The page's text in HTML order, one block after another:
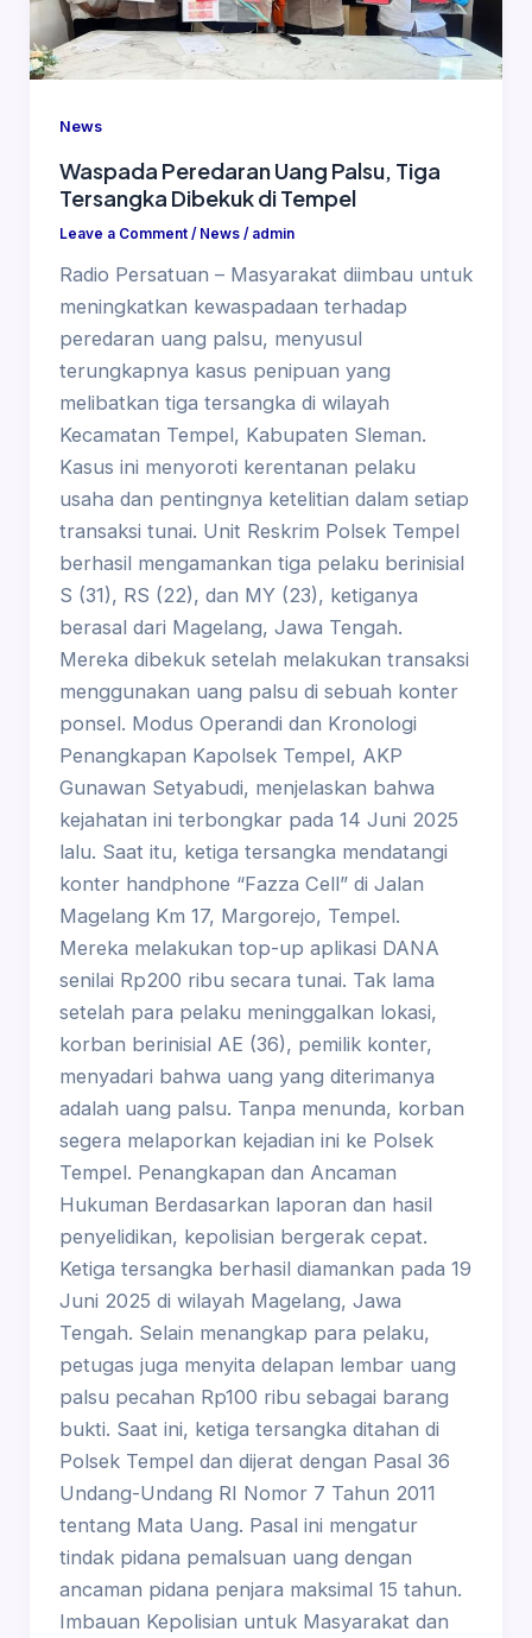
News
Waspada Peredaran Uang Palsu, Tiga
Tersangka Dibekuk di Tempel
Leave a Comment / News/ admin
Radio Persatuan – Masyarakat diimbau untuk
meningkatkan kewaspadaan terhadap
peredaran uang palsu, menyusul
terungkapnya kasus penipuan yang
melibatkan tiga tersangka di wilayah
Kecamatan Tempel, Kabupaten Sleman.
Kasus ini menyoroti kerentanan pelaku
usaha dan pentingnya ketelitian dalam setiap
transaksi tunai. Unit Reskrim Polsek Tempel
berhasil mengamankan tiga pelaku berinisial
S (31), RS (22), dan MY (23), ketiganya
berasal dari Magelang, Jawa Tengah.
Mereka dibekuk setelah melakukan transaksi
menggunakan uang palsu di sebuah konter
ponsel. Modus Operandi dan Kronologi
Penangkapan Kapolsek Tempel, AKP
Gunawan Setyabudi, menjelaskan bahwa
kejahatan ini terbongkar pada 14 Juni 2025
lalu. Saat itu, ketiga tersangka mendatangi
konter handphone “Fazza Cell” di Jalan
Magelang Km 17, Margorejo, Tempel.
Mereka melakukan top-up aplikasi DANA
senilai Rp200 ribu secara tunai. Tak lama
setelah para pelaku meninggalkan lokasi,
korban berinisial AE (36), pemilik konter,
menyadari bahwa uang yang diterimanya
adalah uang palsu. Tanpa menunda, korban
segera melaporkan kejadian ini ke Polsek
Tempel. Penangkapan dan Ancaman
Hukuman Berdasarkan laporan dan hasil
penyelidikan, kepolisian bergerak cepat.
Ketiga tersangka berhasil diamankan pada 19
Juni 2025 di wilayah Magelang, Jawa
Tengah. Selain menangkap para pelaku,
petugas juga menyita delapan lembar uang
palsu pecahan Rp100 ribu sebagai barang
bukti. Saat ini, ketiga tersangka ditahan di
Polsek Tempel dan dijerat dengan Pasal 36
Undang-Undang RI Nomor 7 Tahun 2011
tentang Mata Uang. Pasal ini mengatur
tindak pidana pemalsuan uang dengan
ancaman pidana penjara maksimal 15 tahun.
Imbauan Kepolisian untuk Masyarakat dan